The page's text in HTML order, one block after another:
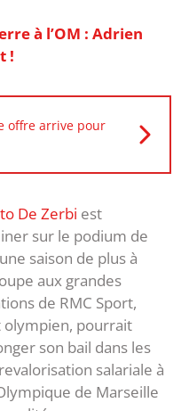
à l’OM : Adrien
!
offre arrive pour
De Zerbi est
sur le podium de
saison de plus à
aux grandes
de RMC Sport,
olympien, pourrait
son bail dans les
salariale à
de Marseille